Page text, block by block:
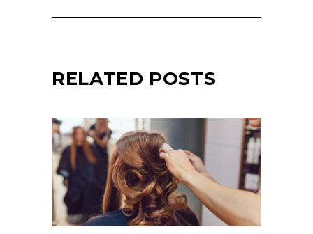
RELATED POSTS